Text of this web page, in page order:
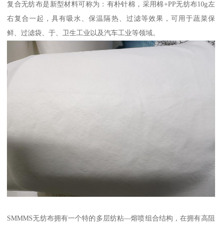
复合无纺布是新型材料可称为：有朴针棉，采用棉+PP无纺布10g左
右复合一起，具有吸水、保温隔热、过滤等效果，可用于蔬菜保
鲜、过滤袋、于、卫生工业以及汽车工业等领域。
SMMMS无纺布拥有一个特的多层纺粘—熔喷组合结构，在拥有高阻